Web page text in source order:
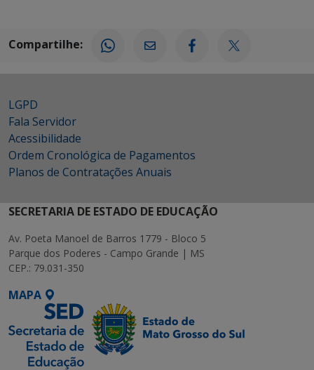
Compartilhe:
LGPD
Fala Servidor
Acessibilidade
Ordem Cronológica de Pagamentos
Planos de Contratações Anuais
SECRETARIA DE ESTADO DE EDUCAÇÃO
Av. Poeta Manoel de Barros 1779 - Bloco 5
Parque dos Poderes - Campo Grande | MS
CEP.: 79.031-350
MAPA